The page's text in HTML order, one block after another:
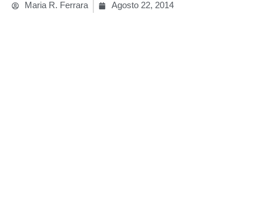
Maria R. Ferrara Agosto 22, 2014